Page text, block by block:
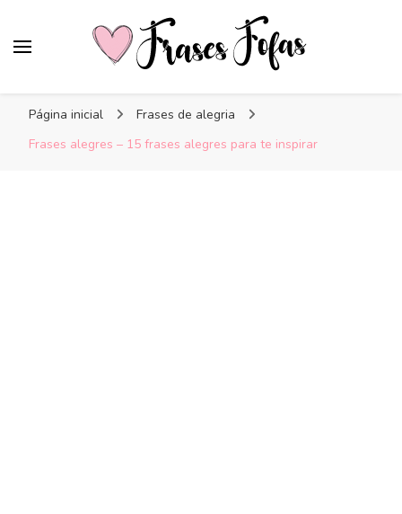
Página inicial
Frases de alegria
Frases alegres – 15 frases alegres para te inspirar